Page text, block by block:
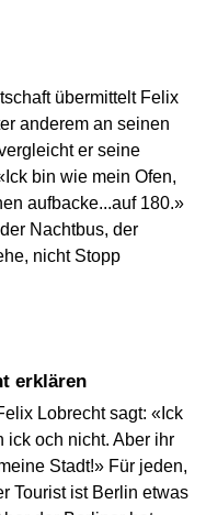
übermittelt Felix
anderem an seinen
er seine
bin wie mein Ofen,
aufbacke...auf 180.»
Nachtbus, der
nicht Stopp
erklären
Lobrecht sagt: «Ick
ick och nicht. Aber ihr
Stadt!» Für jeden,
Tourist ist Berlin etwas